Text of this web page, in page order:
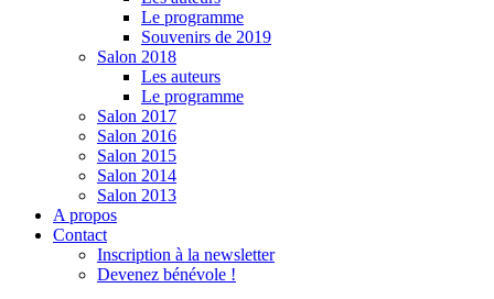
Le programme
Souvenirs de 2019
Salon 2018
Les auteurs
Le programme
Salon 2017
Salon 2016
Salon 2015
Salon 2014
Salon 2013
A propos
Contact
Inscription à la newsletter
Devenez bénévole !